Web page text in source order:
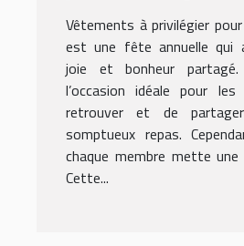
Vêtements à privilégier
est une fête annuelle qui
joie et bonheur
l’occasion idéale pour
retrouver et de
somptueux repas.
chaque membre mette
Cette...